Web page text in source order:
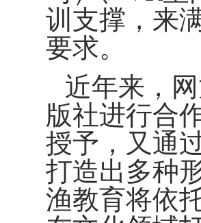
训支撑， 来
要求。
近年来，
版社进行合
授予，又通
打造出多种
渔教育将依